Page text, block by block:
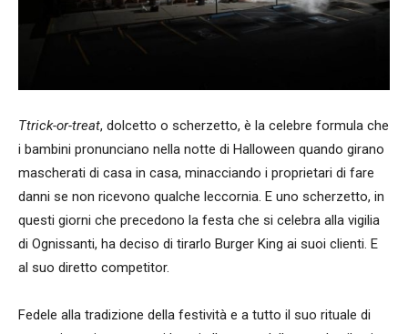
Ttrick-or-treat, dolcetto o scherzetto, è la celebre formula che
i bambini pronunciano nella notte di Halloween quando girano
mascherati di casa in casa, minacciando i proprietari di fare
danni se non ricevono qualche leccornia. E uno scherzetto, in
questi giorni che precedono la festa che si celebra alla vigilia
di Ognissanti, ha deciso di tirarlo Burger King ai suoi clienti. E
al suo diretto competitor.
Fedele alla tradizione della festività e a tutto il suo rituale di